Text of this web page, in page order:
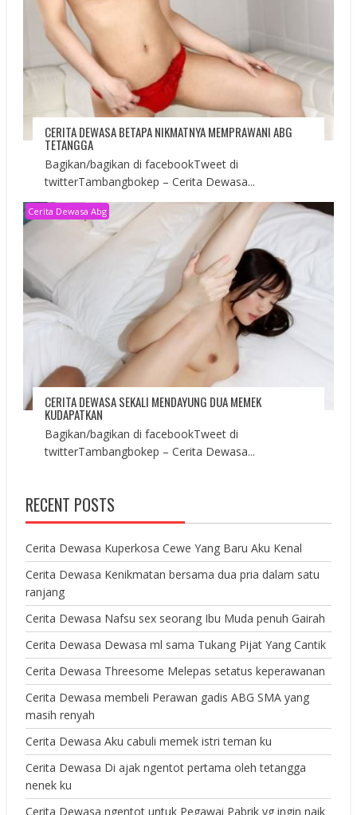
CERITA DEWASA BETAPA NIKMATNYA MEMPRAWANI ABG
TETANGGA
Bagikan/bagikan di facebookTweet di
twitterTambangbokep – Cerita Dewasa...
Cerita Dewasa Abg
CERITA DEWASA SEKALI MENDAYUNG DUA MEMEK
KUDAPATKAN
Bagikan/bagikan di facebookTweet di
twitterTambangbokep – Cerita Dewasa...
RECENT POSTS
Cerita Dewasa Kuperkosa Cewe Yang Baru Aku Kenal
Cerita Dewasa Kenikmatan bersama dua pria dalam satu
ranjang
Cerita Dewasa Nafsu sex seorang Ibu Muda penuh Gairah
Cerita Dewasa Dewasa ml sama Tukang Pijat Yang Cantik
Cerita Dewasa Threesome Melepas setatus keperawanan
Cerita Dewasa membeli Perawan gadis ABG SMA yang
masih renyah
Cerita Dewasa Aku cabuli memek istri teman ku
Cerita Dewasa Di ajak ngentot pertama oleh tetangga
nenek ku
Cerita Dewasa ngentot untuk Pegawai Pabrik yg ingin naik